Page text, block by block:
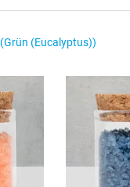
(Grün (Eucalyptus))